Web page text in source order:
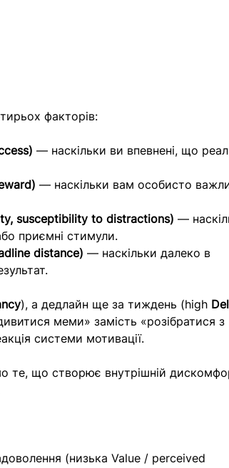
факторів:
— наскільки ви впевнені, що
— наскільки вам особисто
susceptibility to distractions) —
приємні стимули.
distance) — наскільки далеко в
), а дедлайн ще за тиждень (high
меми» замість «розібратися з
системи мотивації.
те, що створює внутрішній
(низька Value / perceived